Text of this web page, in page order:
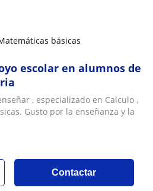
básicas
escolar en alumnos de
, especializado en Calculo ,
Gusto por la enseñanza y la
Contactar